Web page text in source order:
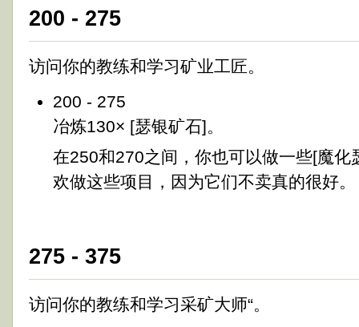
200 - 275
访问你的教练和学习矿业工匠。
200 - 275
冶炼130× [瑟银矿石]。
在250和270之间，你也可以做一些[魔化
欢做这些项目，因为它们不卖真的很好。
275 - 375
访问你的教练和学习采矿大师“。